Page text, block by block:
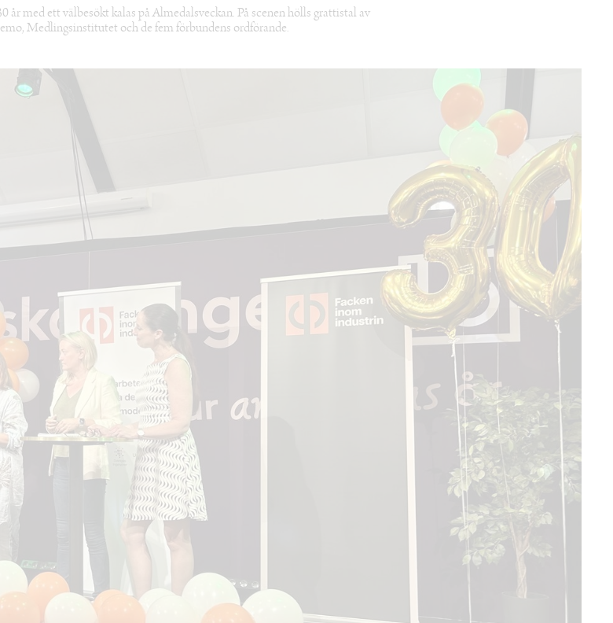
med ett välbesökt kalas på Almedalsveckan. På scenen hölls grattistal av
Medlingsinstitutet och de fem förbundens ordförande.